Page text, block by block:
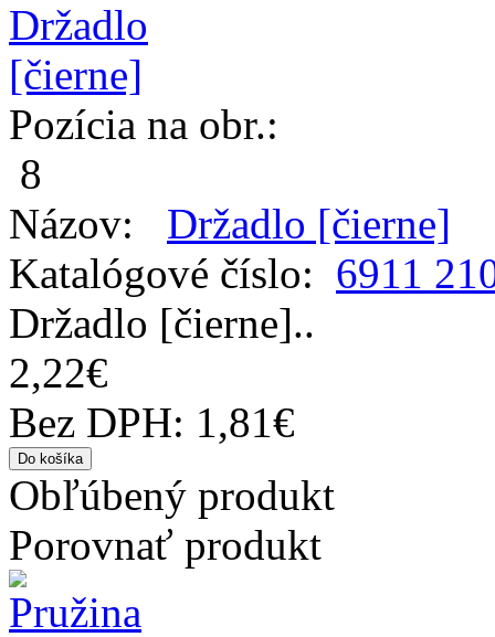
Pozícia na obr.:
8
Názov: Držadlo [čierne]
Katalógové číslo: 6911
Držadlo [čierne]..
2,22€
Bez DPH: 1,81€
Obľúbený produkt
Porovnať produkt